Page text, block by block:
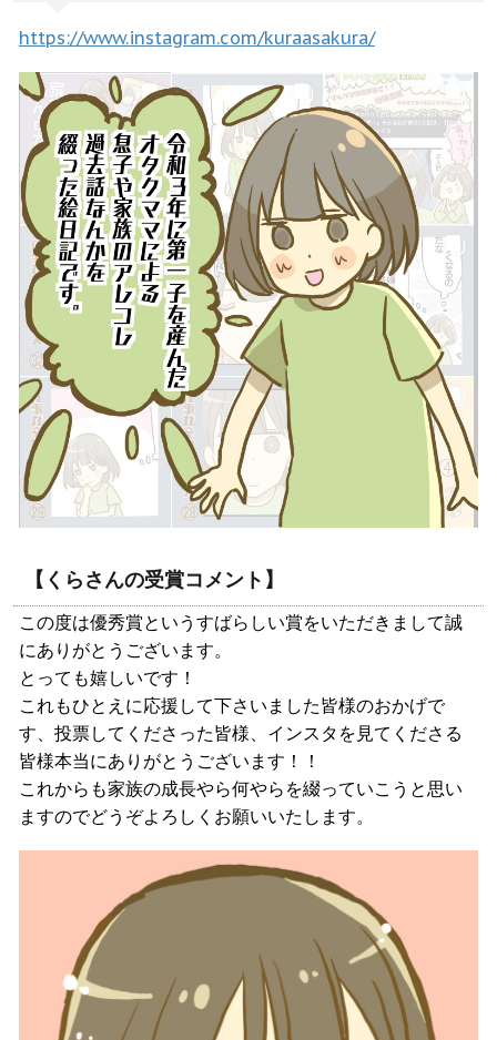
https://www.instagram.com/kuraasakura/
【くらさんの受賞コメント】
この度は優秀賞というすばらしい賞をいただきまして誠
にありがとうございます。
とっても嬉しいです！
これもひとえに応援して下さいました皆様のおかげで
す、投票してくださった皆様、インスタを見てくださる
皆様本当にありがとうございます！！
これからも家族の成長やら何やらを綴っていこうと思い
ますのでどうぞよろしくお願いいたします。